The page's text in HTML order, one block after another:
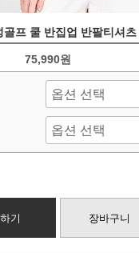
골프 쿨 반집업 반팔티셔츠
75,990원
기 장바구니